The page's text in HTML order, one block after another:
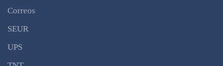
Correos
SEUR
UPS